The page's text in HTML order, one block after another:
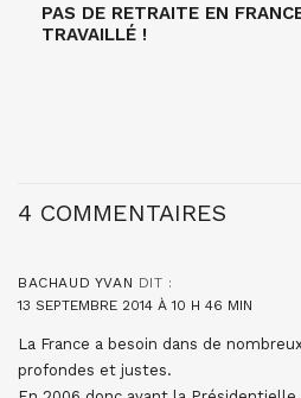
PAS DE RETRAITE EN
TRAVAILLÉ !
4 COMMENTAIRES
BACHAUD YVAN DIT :
13 SEPTEMBRE 2014 À 10 H 46 MIN
La France a besoin dans de
profondes et justes.